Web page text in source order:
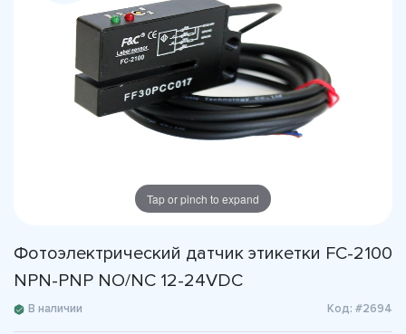
Tap or pinch to expand
Фотоэлектрический датчик этикетки FC-2100
NPN-PNP NO/NC 12-24VDC
В наличии Код: #2694